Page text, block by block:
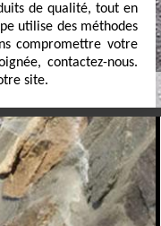
de qualité, tout en
utilise des méthodes
compromettre votre
contactez-nous.
site.